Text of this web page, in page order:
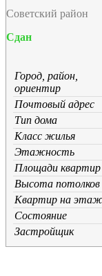
Советский район
Сдан
Город, район,
ориентир
Почтовый адрес
Тип дома
Класс жилья
Этажность
Площади квартир
Высота потолков
Квартир на
Состояние
Застройщик